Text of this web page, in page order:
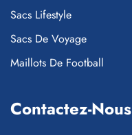
Sacs Lifestyle
Sacs De Voyage
Maillots De Football
Contactez-Nous